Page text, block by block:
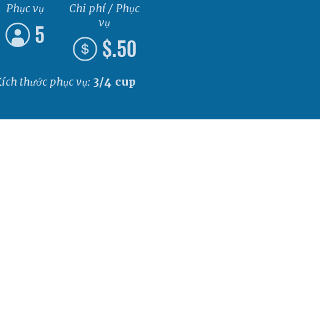
Phục vụ
5
Chi phí / Phục
vụ
$.50
thước phục vụ: 3/4 cup